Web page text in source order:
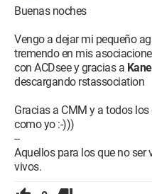
Buenas noches
Vengo a dejar mi pequeño
tremendo en mis
con ACDsee y gracias a
descargando rstassociation
Gracias a CMM y a todos
como yo :-)))
--
Aquellos para los que no ser
vivos.